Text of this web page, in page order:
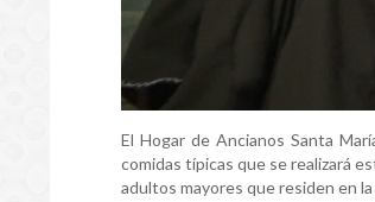
El Hogar de Ancianos Santa
comidas típicas que se realizará
adultos mayores que residen en